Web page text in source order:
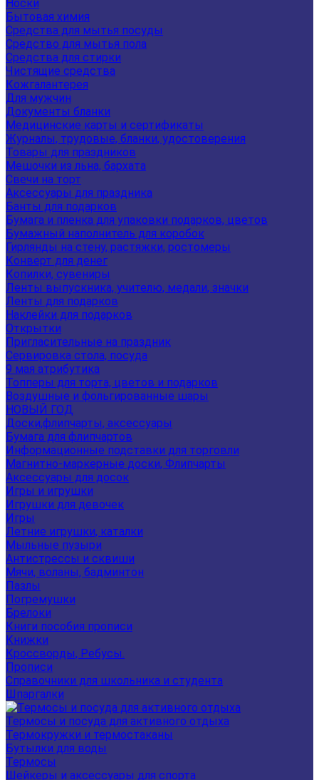
Носки
Бытовая химия
Средства для мытья посуды
Средство для мытья пола
Средства для стирки
Чистящие средства
Кожгалантерея
Для мужчин
Документы бланки
Медицинские карты и сертификаты
Журналы, трудовые, бланки, удостоверения
Товары для праздников
Мешочки из льна, бархата
Свечи на торт
Аксессуары для праздника
Банты для подарков
Бумага и пленка для упаковки подарков, цветов
Бумажный наполнитель для коробок
Гирлянды на стену, растяжки, ростомеры
Конверт для денег
Копилки, сувениры
Ленты выпускника, учителю, медали, значки
Ленты для подарков
Наклейки для подарков
Открытки
Пригласительные на праздник
Сервировка стола, посуда
9 мая атрибутика
Топперы для торта, цветов и подарков
Воздушные и фольгированные шары
НОВЫЙ ГОД
Доски,флипчарты, аксессуары
Бумага для флипчартов
Информационные подставки для торговли
Магнитно-маркерные доски, Флипчарты
Аксессуары для досок
Игры и игрушки
Игрушки для девочек
Игры
Летние игрушки, каталки
Мыльные пузыри
Антистрессы и сквиши
Мячи, воланы, бадминтон
Пазлы
Погремушки
Брелоки
Книги пособия прописи
Книжки
Кроссворды, Ребусы.
Прописи
Справочники для школьника и студента
Шпаргалки
Термосы и посуда для активного отдыха
Термокружки и термостаканы
Бутылки для воды
Термосы
Шейкеры и аксессуары для спорта